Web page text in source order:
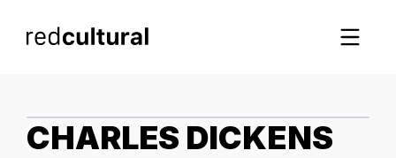
CHARLES DICKENS